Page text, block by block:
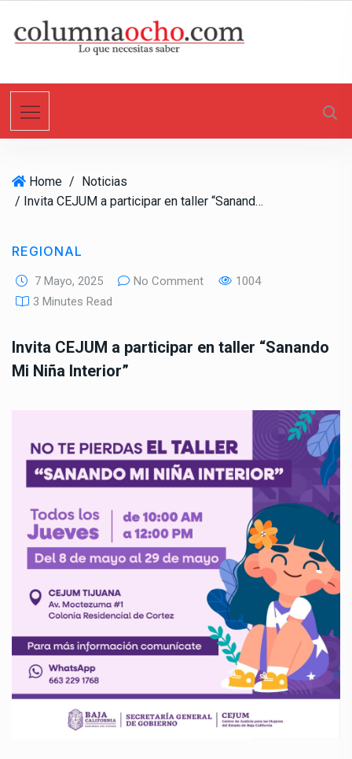
t
Home / Noticias
/ Invita CEJUM a participar en taller “Sanando Mi Niña Interior”
REGIONAL
7 Mayo, 2025 No Comment
1004
3 Minutes Read
Invita CEJUM a participar en taller “Sanando
Mi Niña Interior”